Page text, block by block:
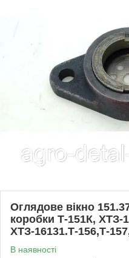
Оглядове вікно
коробки Т-151К, ХТЗ-
ХТЗ-16131.Т-156,Т-
В наявності